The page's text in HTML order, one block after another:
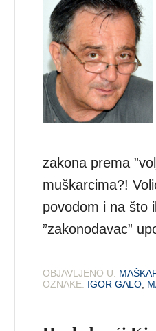
zakona prema
muškarcima?!
povodom i na što
”zakonodavac”
OBJAVLJENO U:
OZNAKE: IGOR GALO